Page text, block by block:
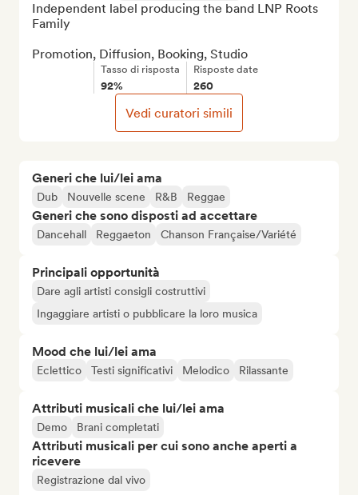
Generi che lui/lei ama
Dub Nouvelle scene R&B Reggae
Generi che sono disposti ad accettare
Dancehall Reggaeton Chanson Française/Variété
Principali opportunità
Dare agli artisti consigli costruttivi
Ingaggiare artisti o pubblicare la loro musica
Mood che lui/lei ama
Eclettico Testi significativi Melodico Rilassante
Attributi musicali che lui/lei ama
Demo Brani completati
Attributi musicali per cui sono anche aperti a
ricevere
Registrazione dal vivo
Independent label producing the band LNP Roots
Family
Promotion, Diffusion, Booking, Studio
Tasso di risposta
92%
Risposte date
260
Vedi curatori simili